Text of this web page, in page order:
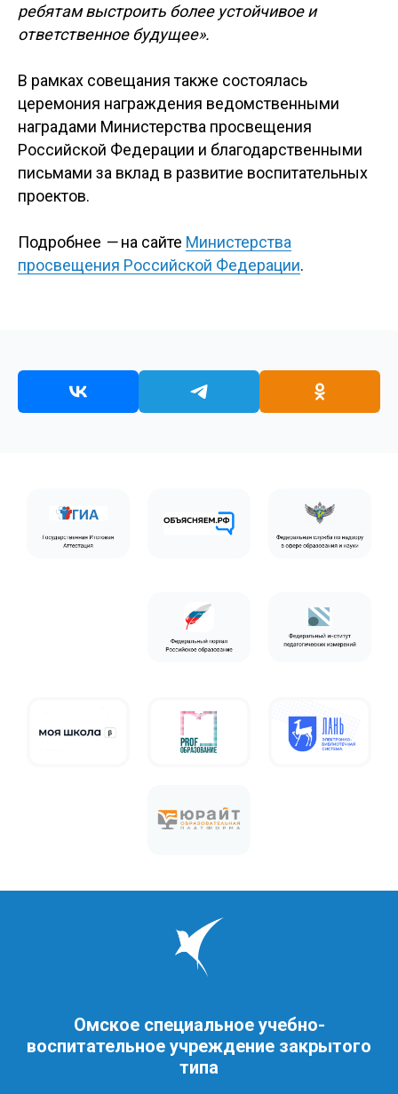
ребятам выстроить более устойчивое и
ответственное будущее».
В рамках совещания также состоялась
церемония награждения ведомственными
наградами Министерства просвещения
Российской Федерации и благодарственными
письмами за вклад в развитие воспитательных
проектов.
Подробнее —на сайте Министерства
просвещения Российской Федерации.
Омское специальное учебно-
воспитательное учреждение закрытого
типа